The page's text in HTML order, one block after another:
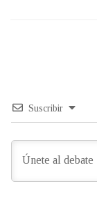
Suscribir